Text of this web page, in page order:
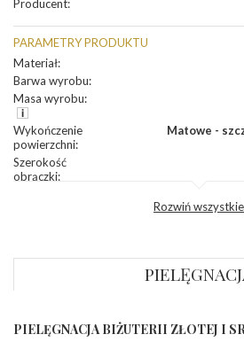
Producent:
PARAMETRY PRODUKTU
Materiał:
Barwa wyrobu:
Masa wyrobu:
Wykończenie
powierzchni:
Matowe -
Szerokość
obrączki:
KAMIENIE
Rozwiń wszystkie
PIELĘGNACJA BIŻUTERII ZŁOTEJ I